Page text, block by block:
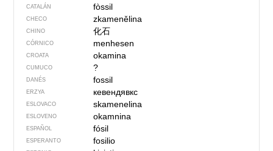
CATALÁN fòssil
CHECO zkamenělina
CHINO 化石
CÓRNICO menhesen
CROATA okamina
CUMUCO ?
DANÉS fossil
ERZYA кевендявкс
ESLOVACO skamenelina
ESLOVENO okamnina
ESPAÑOL fósil
ESPERANTO fosilio